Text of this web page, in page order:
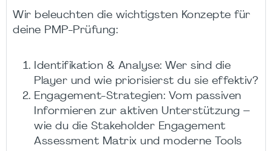
Wir beleuchten die wichtigsten Konzepte für
deine PMP-Prüfung:
Identifikation & Analyse: Wer sind die
Player und wie priorisierst du sie effektiv?
Engagement-Strategien: Vom passiven
Informieren zur aktiven Unterstützung –
wie du die Stakeholder Engagement
Assessment Matrix und moderne Tools